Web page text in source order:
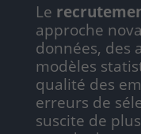
Le
approche
données, des
modèles
qualité des
erreurs de
suscite de